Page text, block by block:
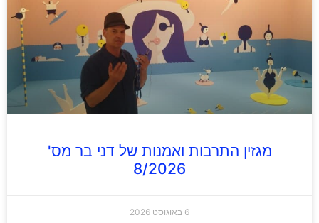
מגזין התרבות ואמנות של דני בר מס'
8/2026
6 באוגוסט 2026